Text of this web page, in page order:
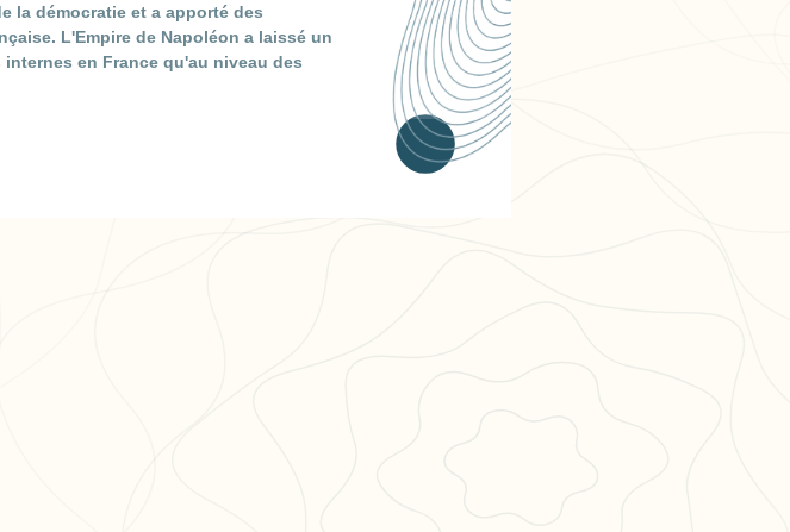
la démocratie et a apporté des
L'Empire de Napoléon a laissé un
en France qu'au niveau des